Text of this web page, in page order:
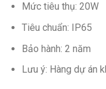
Mức tiêu thụ: 20W
Tiêu chuẩn: IP65
Bảo hành: 2 năm
Lưu ý: Hàng dự án